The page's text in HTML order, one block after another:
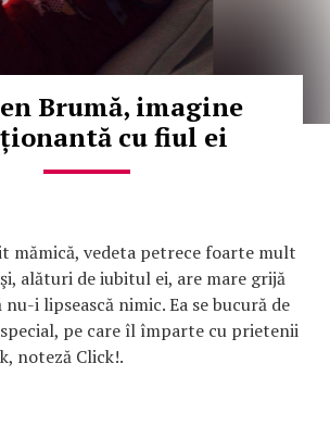
Brumă, imagine
cu fiul ei
mămică, vedeta petrece foarte mult
alături de iubitul ei, are mare grijă
nu-i lipsească nimic. Ea se bucură de
pe care îl împarte cu prietenii
noteză Click!.